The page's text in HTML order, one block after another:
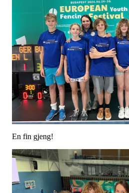
En fin gjeng!